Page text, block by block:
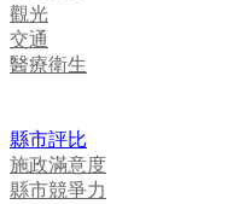
觀光
交通
醫療衛生
縣市評比
施政滿意度
縣市競爭力